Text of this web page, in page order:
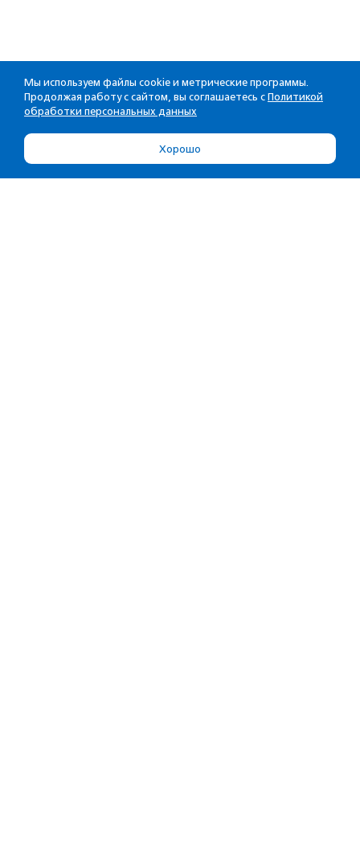
Мы используем файлы cookie и метрические программы.
Продолжая работу с сайтом, вы соглашаетесь с Политикой
обработки персональных данных
Хорошо